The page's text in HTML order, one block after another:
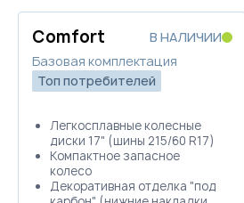
Забронировать
Comfort
В НАЛИЧИИ
Базовая комплектация
Топ потребителей
Легкосплавные колесные
диски 17" (шины 215/60 R17)
Компактное запасное
колесо
Декоративная отделка "под